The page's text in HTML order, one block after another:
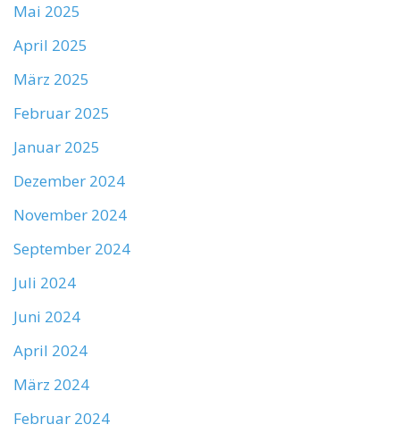
Mai 2025
April 2025
März 2025
Februar 2025
Januar 2025
Dezember 2024
November 2024
September 2024
Juli 2024
Juni 2024
April 2024
März 2024
Februar 2024